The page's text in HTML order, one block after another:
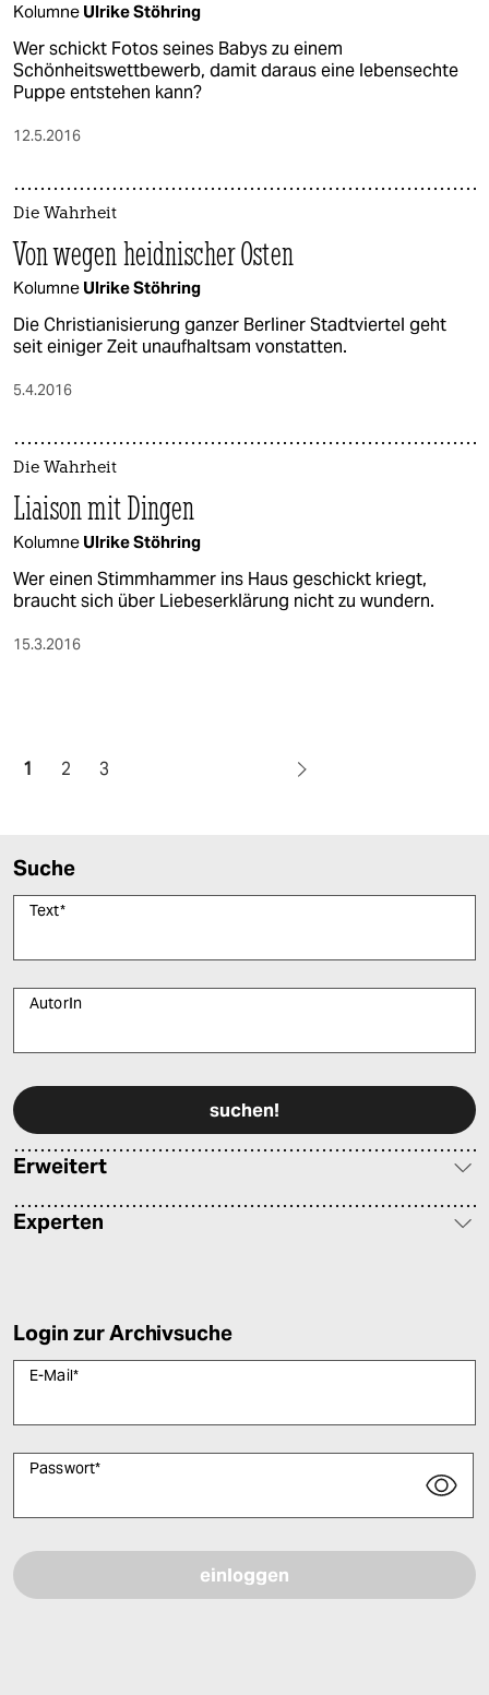
Kolumne Ulrike Stöhring
Wer schickt Fotos seines Babys zu einem
Schönheitswettbewerb, damit daraus eine lebensechte
Puppe entstehen kann?
12.5.2016
Die Wahrheit
Von wegen heidnischer Osten
Kolumne Ulrike Stöhring
Die Christianisierung ganzer Berliner Stadtviertel geht
seit einiger Zeit unaufhaltsam vonstatten.
5.4.2016
Die Wahrheit
Liaison mit Dingen
Kolumne Ulrike Stöhring
Wer einen Stimmhammer ins Haus geschickt kriegt,
braucht sich über Liebeserklärung nicht zu wundern.
15.3.2016
1 2 3
Suche
Text*
AutorIn
Erweitert
Experten
Login zur Archivsuche
E-Mail*
Passwort*